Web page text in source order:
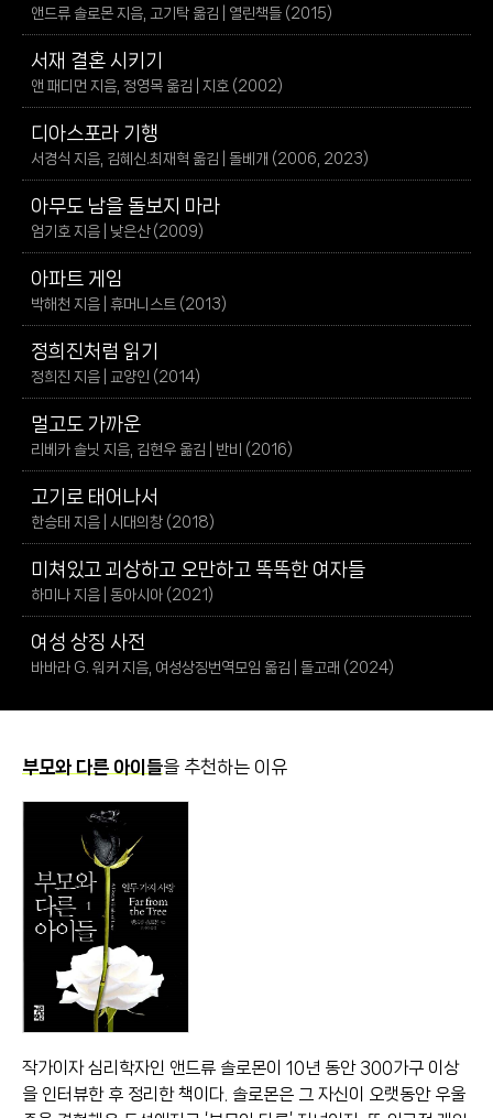
앤드류 솔로몬 지음, 고기탁 옮김 | 열린책들 (2015)
서재 결혼 시키기
앤 패디먼 지음, 정영목 옮김 | 지호 (2002)
디아스포라 기행
서경식 지음, 김혜신.최재혁 옮김 | 돌베개 (2006, 2023)
아무도 남을 돌보지 마라
엄기호 지음 | 낮은산 (2009)
아파트 게임
박해천 지음 | 휴머니스트 (2013)
정희진처럼 읽기
정희진 지음 | 교양인 (2014)
멀고도 가까운
리베카 솔닛 지음, 김현우 옮김 | 반비 (2016)
고기로 태어나서
한승태 지음 | 시대의창 (2018)
미쳐있고 괴상하고 오만하고 똑똑한 여자들
하미나 지음 | 동아시아 (2021)
여성 상징 사전
바바라 G. 워커 지음, 여성상징번역모임 옮김 | 돌고래 (2024)
부모와 다른 아이들을 추천하는 이유
작가이자 심리학자인 앤드류 솔로몬이 10년 동안 300가구 이상
을 인터뷰한 후 정리한 책이다. 솔로몬은 그 자신이 오랫동안 우울